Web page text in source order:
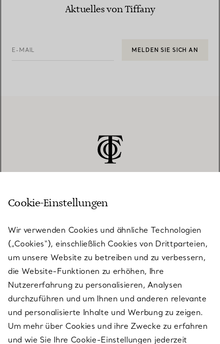
Aktuelles von Tiffany
E-MAIL MELDEN SIE SICH AN
KUNDENSERVICE
SERVICES
ÜBER TIFFANY & CO.
RECHTLICHE HINWEISE
Cookie-Einstellungen
Wir verwenden Cookies und ähnliche Technologien
(„Cookies“), einschließlich Cookies von Drittparteien,
um unsere Website zu betreiben und zu verbessern,
die Website-Funktionen zu erhöhen, Ihre
Nutzererfahrung zu personalisieren, Analysen
durchzuführen und um Ihnen und anderen relevante
und personalisierte Inhalte und Werbung zu zeigen.
Um mehr über Cookies und ihre Zwecke zu erfahren
und wie Sie Ihre Cookie-Einstellungen jederzeit